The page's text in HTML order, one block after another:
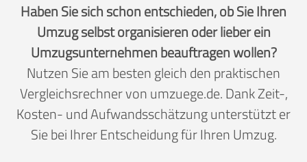
Haben Sie sich schon entschieden, ob Sie Ihren
Umzug selbst organisieren oder lieber ein
Umzugsunternehmen beauftragen wollen?
Nutzen Sie am besten gleich den praktischen
Vergleichsrechner von umzuege.de. Dank Zeit-,
Kosten- und Aufwandsschätzung unterstützt er
Sie bei Ihrer Entscheidung für Ihren Umzug.